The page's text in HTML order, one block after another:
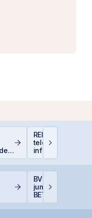
REIT-urile de
telecomunicații -
infrastructurii
BVB încheie
jumătate din
BET +33% și
capitalizare